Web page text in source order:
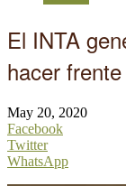
El INTA
hacer
May 20, 2020
Facebook
Twitter
WhatsApp